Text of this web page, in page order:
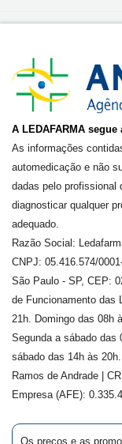
A LEDAFARMA
As informações
automedicação e não
dadas pelo profissional
diagnosticar qualquer
adequado.
Razão Social:
CNPJ: 05.416.574/
São Paulo - SP, CEP:
de Funcionamento das
21h. Domingo das 08h
Segunda a sábado das
sábado das 14h às
Ramos de Andrade
|
Empresa (AFE):
Os preços e as